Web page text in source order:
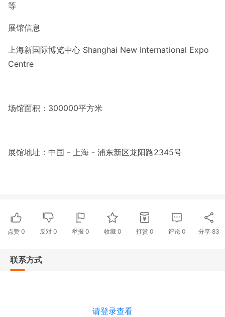
等
展馆信息
上海新国际博览中心 Shanghai New International Expo
Centre
场馆面积：300000平方米
展馆地址：中国 - 上海 - 浦东新区龙阳路2345号
点赞 0 反对 0 举报 0 收藏 0 打赏 0 评论 0 分享 83
联系方式
请登录查看